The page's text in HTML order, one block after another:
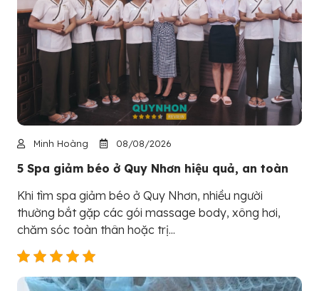
Minh Hoàng 08/08/2026
5 Spa giảm béo ở Quy Nhơn hiệu quả, an toàn
Khi tìm spa giảm béo ở Quy Nhơn, nhiều người
thường bắt gặp các gói massage body, xông hơi,
chăm sóc toàn thân hoặc trị...